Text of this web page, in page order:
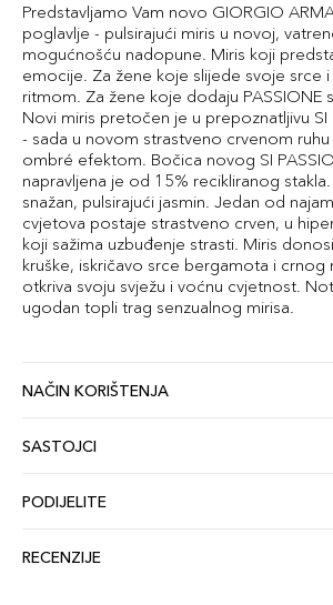
Predstavljamo Vam novo GIORGIO
poglavlje - pulsirajući miris u novoj,
mogućnošću nadopune. Miris koji
emocije. Za žene koje slijede svoje srce
ritmom. Za žene koje dodaju PASSIONE
Novi miris pretočen je u prepoznatljivu SI
- sada u novom strastveno crvenom ruhu
ombré efektom. Bočica novog SI
napravljena je od 15% recikliranog
snažan, pulsirajući jasmin. Jedan od
cvjetova postaje strastveno crven, u
koji sažima uzbuđenje strasti. Miris
kruške, iskričavo srce bergamota i crnog
otkriva svoju svježu i voćnu cvjetnost.
ugodan topli trag senzualnog mirisa.
NAČIN KORIŠTENJA
SASTOJCI
PODIJELITE
RECENZIJE